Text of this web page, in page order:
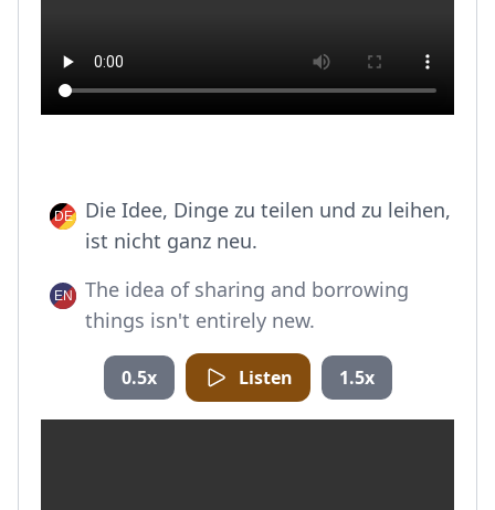
Die Idee, Dinge zu teilen und zu leihen,
ist nicht ganz neu.
The idea of sharing and borrowing
things isn't entirely new.
0.5x Listen 1.5x